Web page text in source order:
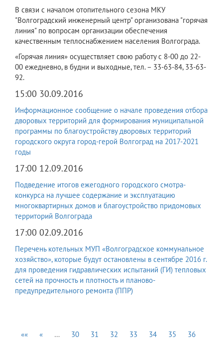
В связи с началом отопительного сезона МКУ
"Волгоградский инженерный центр" организована "горячая
линия" по вопросам организации обеспечения
качественным теплоснабжением населения Волгограда.
«Горячая линия» осуществляет свою работу с 8-00 до 22-
00 ежедневно, в будни и выходные, тел. – 33-63-84, 33-63-
92.
15:00 30.09.2016
Информационное сообщение о начале проведения отбора
дворовых территорий для формирования муниципальной
программы по благоустройству дворовых территорий
городского округа город-герой Волгоград на 2017-2021
годы
17:00 12.09.2016
Подведение итогов ежегодного городского смотра-
конкурса на лучшее содержание и эксплуатацию
многоквартирных домов и благоустройство придомовых
территорий Волгограда
17:00 02.09.2016
Перечень котельных МУП «Волгоградское коммунальное
хозяйство», которые будут остановлены в сентябре 2016 г.
для проведения гидравлических испытаний (ГИ) тепловых
сетей на прочность и плотность и планово-
предупредительного ремонта (ППР)
«« « … 30 31 32 33 34 35 36